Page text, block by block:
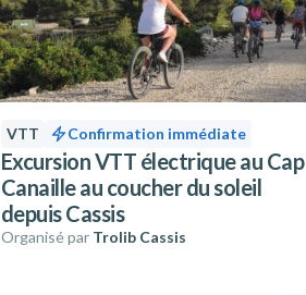
VTT Confirmation immédiate
Excursion VTT électrique au Cap
Canaille au coucher du soleil
depuis Cassis
Organisé par Trolib Cassis